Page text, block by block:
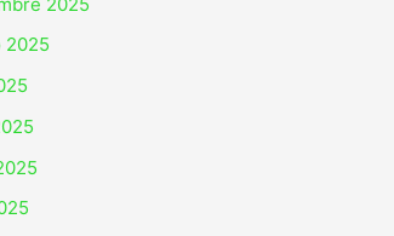
2025